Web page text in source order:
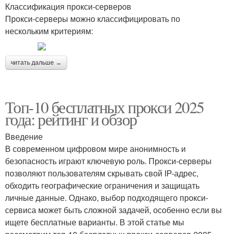
Классификация прокси-серверов
Прокси-серверы можно классифицировать по
нескольким критериям:
читать дальше →
Топ-10 бесплатных прокси 2025
года: рейтинг и обзор
Введение
В современном цифровом мире анонимность и
безопасность играют ключевую роль. Прокси-серверы
позволяют пользователям скрывать свой IP-адрес,
обходить географические ограничения и защищать
личные данные. Однако, выбор подходящего прокси-
сервиса может быть сложной задачей, особенно если вы
ищете бесплатные варианты. В этой статье мы